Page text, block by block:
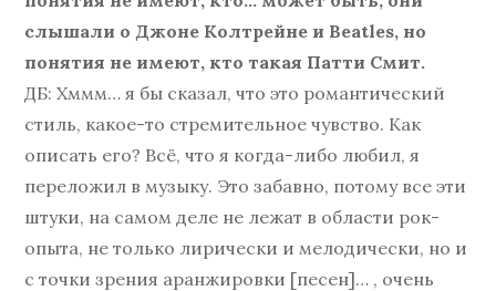
слышали о Джоне Колтрейне и Beatles, но
понятия не имеют, кто такая Патти Смит.
ДБ: Хммм… я бы сказал, что это романтический
стиль, какое-то стремительное чувство. Как
описать его? Всё, что я когда-либо любил, я
переложил в музыку. Это забавно, потому все эти
штуки, на самом деле не лежат в области рок-
опыта, не только лирически и мелодически, но и
с точки зрения аранжировки [песен]… , очень